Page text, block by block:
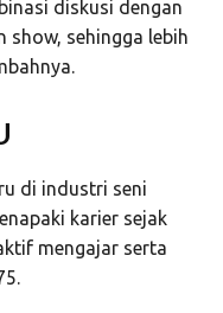
diskusi dengan
show, sehingga lebih
di industri seni
karier sejak
mengajar serta